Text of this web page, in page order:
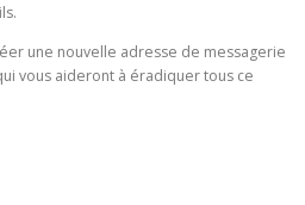
une nouvelle adresse de messagerie
vous aideront à éradiquer tous ce